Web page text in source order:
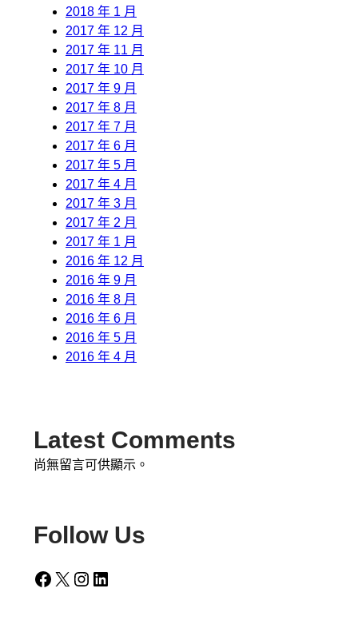
2018 年 1 月
2017 年 12 月
2017 年 11 月
2017 年 10 月
2017 年 9 月
2017 年 8 月
2017 年 7 月
2017 年 6 月
2017 年 5 月
2017 年 4 月
2017 年 3 月
2017 年 2 月
2017 年 1 月
2016 年 12 月
2016 年 9 月
2016 年 8 月
2016 年 6 月
2016 年 5 月
2016 年 4 月
Latest Comments
尚無留言可供顯示。
Follow Us
Facebook X Instagram LinkedIn